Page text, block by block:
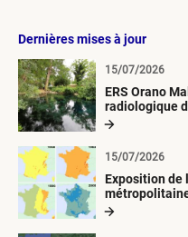
Dernières mises à jour
ERS Orano
radiologique
15/07/2026
Exposition de
radioactives
15/07/2026